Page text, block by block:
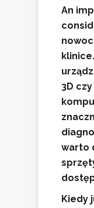
An
3D
warto
Kiedy